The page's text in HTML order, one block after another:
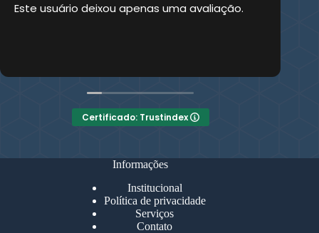
Este usuário deixou apenas uma avaliação.
Certificado: Trustindex
Informações
Institucional
Política de privacidade
Serviços
Contato